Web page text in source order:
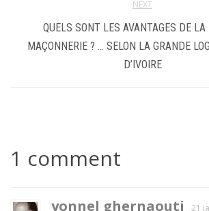
NEXT
QUELS SONT LES AVANTAGES DE LA
MAÇONNERIE ? … SELON LA GRANDE
D’IVOIRE
1 comment
yonnel ghernaouti 21